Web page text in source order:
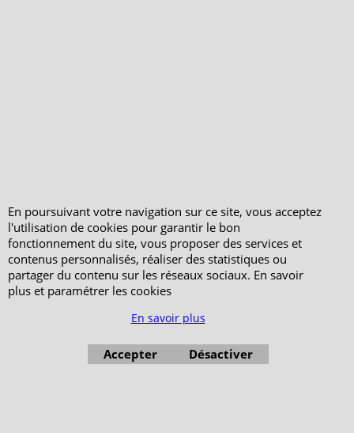
En poursuivant votre navigation sur ce site, vous acceptez
l'utilisation de cookies pour garantir le bon
fonctionnement du site, vous proposer des services et
contenus personnalisés, réaliser des statistiques ou
partager du contenu sur les réseaux sociaux. En savoir
plus et paramétrer les cookies
En savoir plus
Accepter Désactiver